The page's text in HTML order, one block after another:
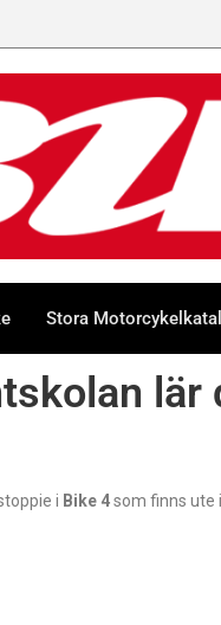
Stora
lär
i Bike 4som finns ute